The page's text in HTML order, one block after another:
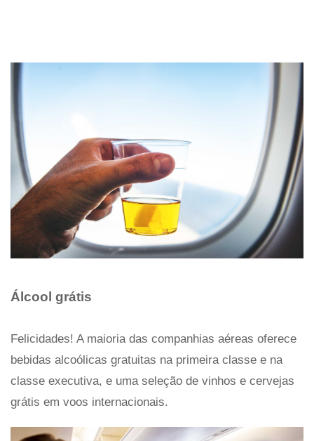
Álcool grátis
Felicidades! A maioria das companhias aéreas oferece
bebidas alcoólicas gratuitas na primeira classe e na
classe executiva, e uma seleção de vinhos e cervejas
grátis em voos internacionais.